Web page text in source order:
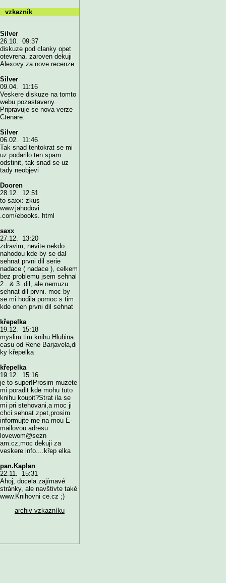
vzkazník
Silver
26.10. 09:37
diskuze pod clanky opet
otevrena. zaroven dekuji
Alexovy za nove recenze.
Silver
09.04. 11:16
Veskere diskuze na tomto
webu pozastaveny.
Pripravuje se nova verze
Ctenare.
Silver
06.02. 11:46
Tak snad tentokrat se mi
uz podarilo ten spam
odstinit, tak snad se uz
tady neobjevi
Dooren
28.12. 12:51
to saxx: zkus
www.jahodovi
.com/ebooks. html
saxx
27.12. 13:20
zdravim, nevite nekdo
nahodou kde by se dal
sehnat prvni dil serie
nadace ( nadace ), celkem
bez problemu jsem sehnal
2 . & 3. dil, ale nemuzu
sehnat dil prvni. moc by
se mi hodila pomoc s tim
kde onen prvni dil sehnat
křepelka
19.12. 15:18
myslim tim knihu Hlubina
casu od Rene Barjavela,di
ky křepelka
křepelka
19.12. 15:16
je to super!Prosim muzete
mi poradit kde mohu tuto
knihu koupit?Strat ila se
mi pri stehovani,a moc ji
chci sehnat zpet,prosim
informujte me na mou E-
mailovou adresu
lovewom@sezn
am.cz,moc dekuji za
veskere info....křep elka
pan.Kaplan
22.11. 15:31
Ahoj, docela zajímavé
stránky, ale navštivte také
www.Knihovni ce.cz ;)
archiv vzkazníku